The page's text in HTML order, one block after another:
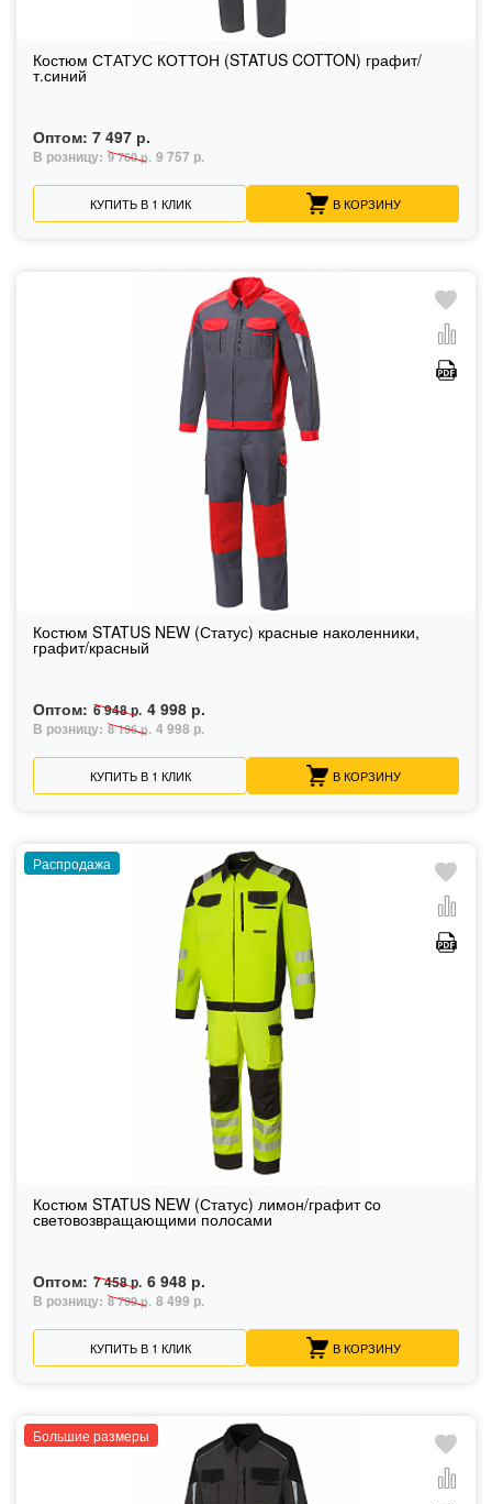
Костюм СТАТУС КОТТОН (STATUS COTTON) графит/
т.синий
Оптом: 7 497 р.
В розницу: 9 760 р. 9 757 р.
КУПИТЬ В 1 КЛИК В КОРЗИНУ
Костюм STATUS NEW (Статус) красные наколенники,
графит/красный
Оптом: 6 948 р. 4 998 р.
В розницу: 8 196 р. 4 998 р.
КУПИТЬ В 1 КЛИК В КОРЗИНУ
Распродажа
Костюм STATUS NEW (Статус) лимон/графит cо
световозвращающими полосами
Оптом: 7 458 р. 6 948 р.
В розницу: 8 799 р. 8 499 р.
КУПИТЬ В 1 КЛИК В КОРЗИНУ
Большие размеры